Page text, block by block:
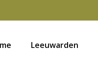
Leeuwarden